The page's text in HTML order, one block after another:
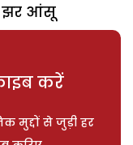
झर आंसू
करें
मुद्दों से जुड़ी हर